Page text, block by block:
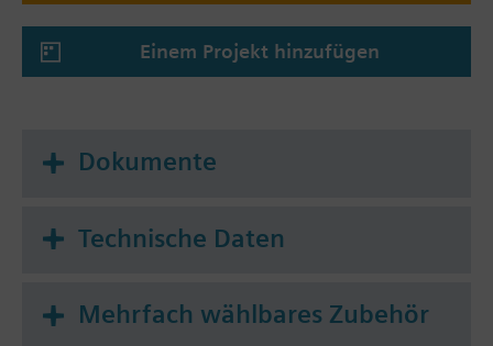
- Vertikal: R40
Die Montageanleitung liegt den Zählern in
Englisch, Finnisch, Französisch, Griechisch,
Holländisch, Italienisch, Kroatisch, Litauisch,
Slowakisch, Slowenisch, Spanisch, Tschechisch,
Türkisch und Ungarisch.
Einem Projekt hinzufügen
Dokumente
Technische Daten
Mehrfach wählbares Zubehör